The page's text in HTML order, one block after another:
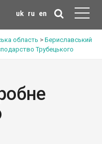
uk ru en
область > Бериславський
Трубецького